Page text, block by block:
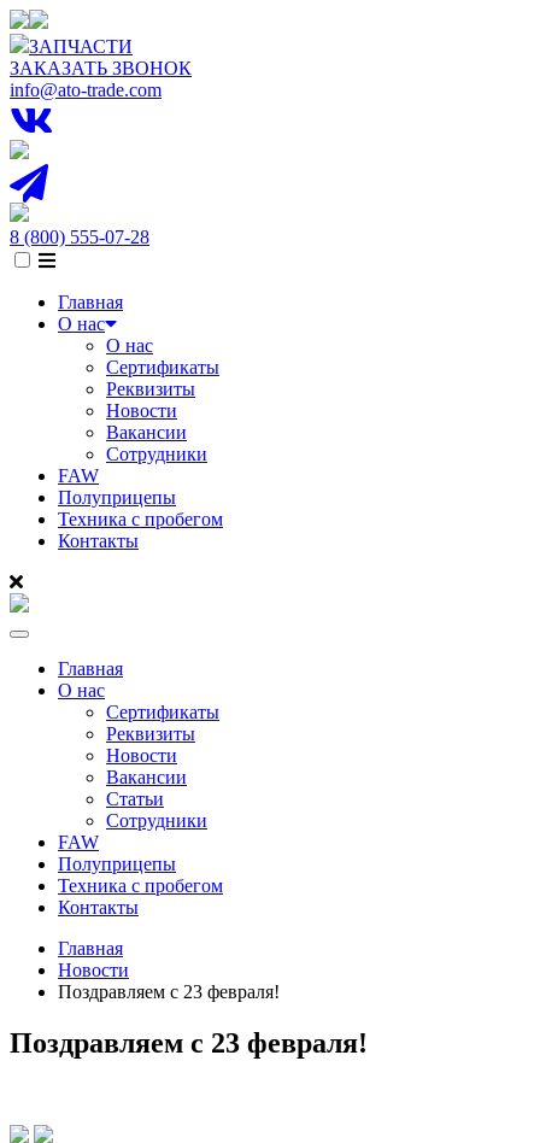
ЗАПЧАСТИ
ЗАКАЗАТЬ ЗВОНОК
info@ato-trade.com
8 (800) 555-07-28
Главная
О нас
О нас
Сертификаты
Реквизиты
Новости
Вакансии
Сотрудники
FAW
Полуприцепы
Техника с пробегом
Контакты
Menu
Главная
О нас
Сертификаты
Реквизиты
Новости
Вакансии
Статьи
Сотрудники
FAW
Полуприцепы
Техника с пробегом
Контакты
Главная
Новости
Поздравляем с 23 февраля!
Поздравляем с 23 февраля!